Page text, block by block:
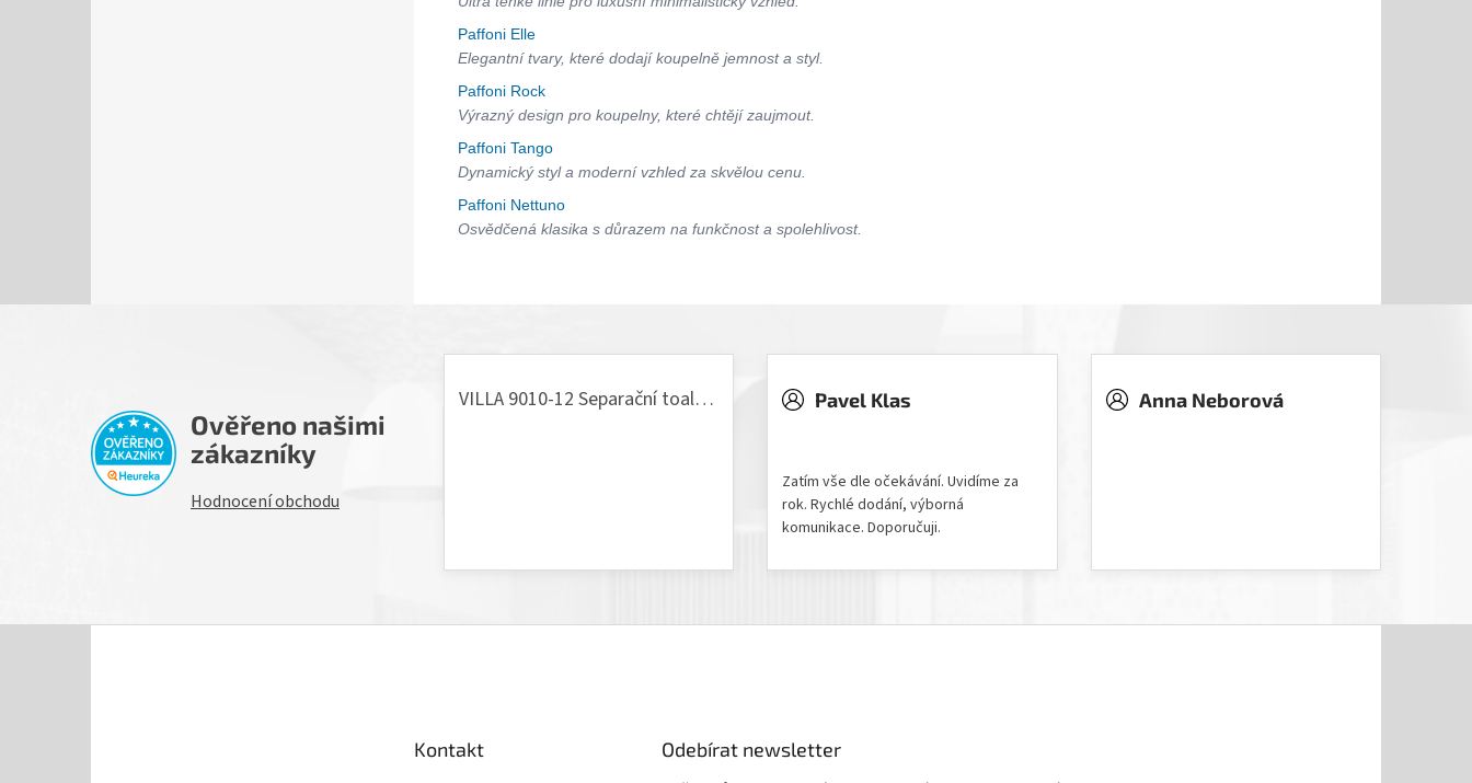
Paffoni Elle
Elegantní tvary, které dodají koupelně jemnost a styl.
Paffoni Rock
Výrazný design pro koupelny, které chtějí zaujmout.
Paffoni Tango
Dynamický styl a moderní vzhled za skvělou cenu.
Paffoni Nettuno
Osvědčená klasika s důrazem na funkčnost a spolehlivost.
Ověřeno našimi
zákazníky
Hodnocení obchodu
VILLA 9010-12 Separační toaleta, 230/12V Pavel Klas
Zatím vše dle očekávání. Uvidíme za
rok. Rychlé dodání, výborná
komunikace. Doporučuji.
Anna Neborová
Kontakt Odebírat newsletter